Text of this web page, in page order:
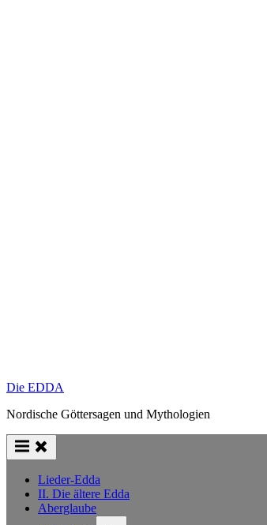
Die EDDA
Nordische Göttersagen und Mythologien
Lieder-Edda
II. Die ältere Edda
Aberglaube